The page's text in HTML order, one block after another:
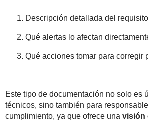
Descripción detallada del requisito
Qué alertas lo afectan
Qué acciones tomar para corregir
Este tipo de documentación no solo es
técnicos, sino también para
cumplimiento, ya que ofrece una visión